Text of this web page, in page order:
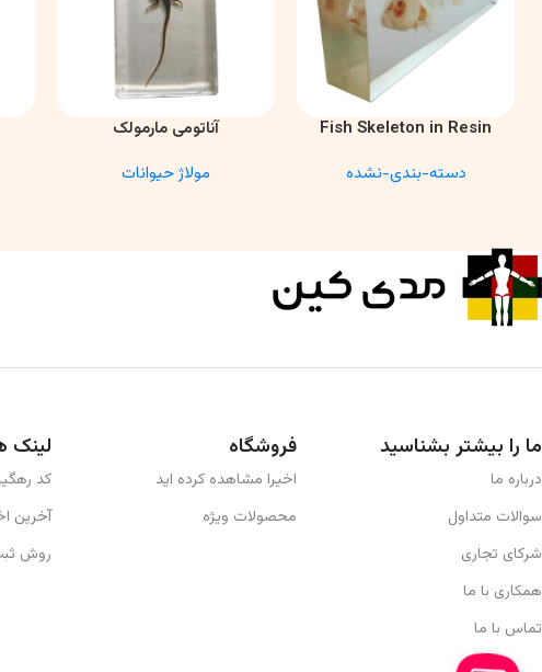
اطلاعات بیشتر
Fish Skeleton in Resin
Anatomy Specimen
دسته-بندی-نشده
اطلاعات بیشترآناتومی مارمولک
مولاژ حیوانات
ما را بیشتر بشناسید
درباره ما
سوالات متداول
شرکای تجاری
همکاری با ما
تماس با ما
فروشگاه
اخیرا مشاهده کرده اید
محصولات ویژه
لینک
کد
آخرین
روش